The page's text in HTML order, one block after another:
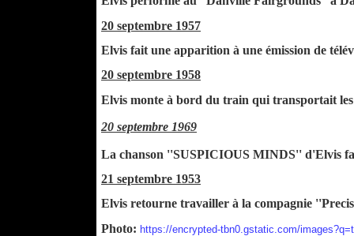
20 septembre 1957
Elvis fait une apparition à une émission de
20 septembre 1958
Elvis monte à bord du train qui transportait
20 septembre 1969
La chanson ''SUSPICIOUS MINDS'' d'Elvis
21 septembre 1953
Elvis retourne travailler à la compagnie
Photo: https://encrypted-tbn0.gstatic.com/